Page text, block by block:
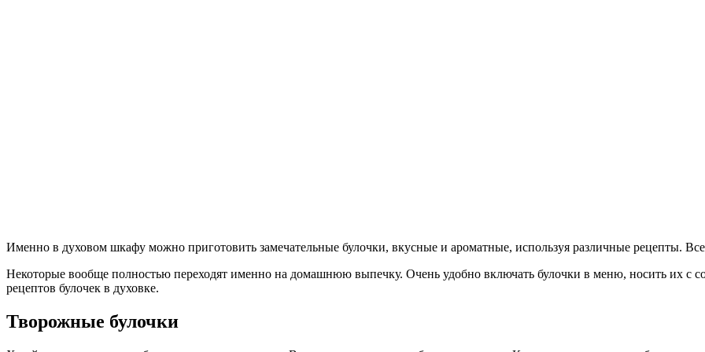
Именно в духовом шкафу можно приготовить замечательные булочки, вкусные и ароматные, используя различные рецепты.
Некоторые вообще полностью переходят именно на домашнюю выпечку. Очень удобно включать булочки в меню, носить их с
рецептов булочек в духовке.
Творожные булочки